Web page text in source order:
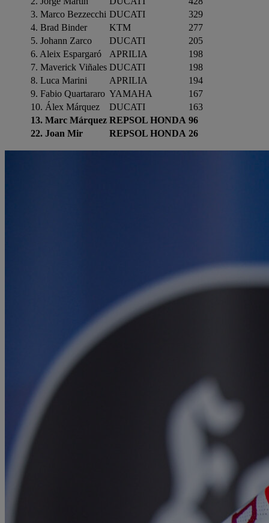
3. Marco Bezzecchi DUCATI
329
4. Brad Binder
KTM
277
5. Johann Zarco
DUCATI
205
6. Aleix Espargaró
APRILIA
198
7. Maverick Viñales DUCATI
198
8. Luca Marini
APRILIA
194
9. Fabio Quartararo YAMAHA
167
10. Álex Márquez
DUCATI
163
13. Marc Márquez REPSOL HONDA 96
22. Joan Mir
REPSOL HONDA 26